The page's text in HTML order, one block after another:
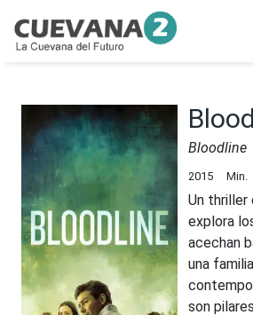
Bloodline
2015 Min.
Un thriller
explora
acechan
una
son